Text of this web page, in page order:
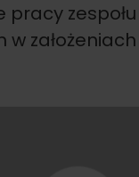
zespołu